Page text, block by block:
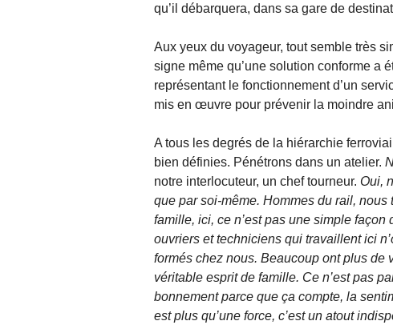
qu’il débarquera, dans sa gare de
Aux yeux du voyageur, tout semble très
signe même qu’une solution conforme a
représentant le fonctionnement d’un
mis en œuvre pour prévenir la moindre
A tous les degrés de la hiérarchie
bien définies. Pénétrons dans un atelier.
notre interlocuteur, un chef tourneur. Oui,
que par soi-même. Hommes du rail,
famille, ici, ce n’est pas une simple façon
ouvriers et techniciens qui travaillent ici
formés chez nous. Beaucoup ont plus de
véritable esprit de famille. Ce n’est pas
bonnement parce que ça compte, la
est plus qu’une force, c’est un atout